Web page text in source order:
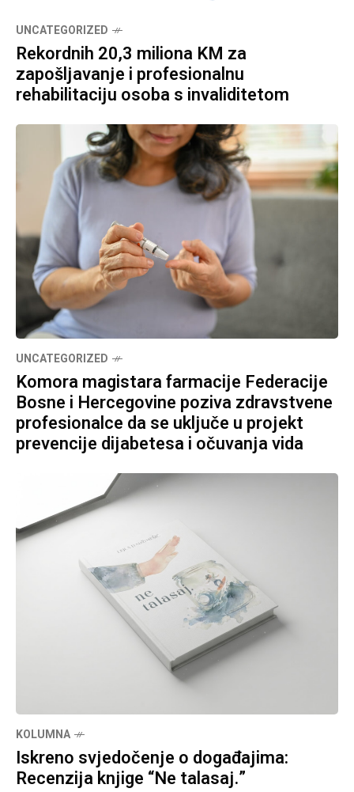
UNCATEGORIZED
Rekordnih 20,3 miliona KM za
zapošljavanje i profesionalnu
rehabilitaciju osoba s invaliditetom
UNCATEGORIZED
Komora magistara farmacije Federacije
Bosne i Hercegovine poziva zdravstvene
profesionalce da se uključe u projekt
prevencije dijabetesa i očuvanja vida
KOLUMNA
Iskreno svjedočenje o događajima:
Recenzija knjige “Ne talasaj.”